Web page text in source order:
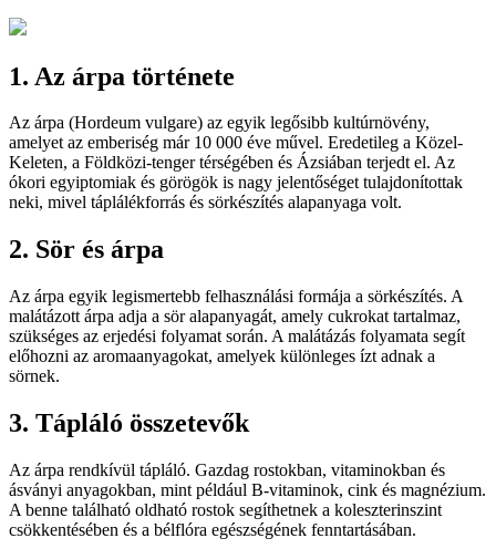
1. Az árpa története
Az árpa (Hordeum vulgare) az egyik legősibb kultúrnövény,
amelyet az emberiség már 10 000 éve művel. Eredetileg a Közel-
Keleten, a Földközi-tenger térségében és Ázsiában terjedt el. Az
ókori egyiptomiak és görögök is nagy jelentőséget tulajdonítottak
neki, mivel táplálékforrás és sörkészítés alapanyaga volt.
2. Sör és árpa
Az árpa egyik legismertebb felhasználási formája a sörkészítés. A
malátázott árpa adja a sör alapanyagát, amely cukrokat tartalmaz,
szükséges az erjedési folyamat során. A malátázás folyamata segít
előhozni az aromaanyagokat, amelyek különleges ízt adnak a
sörnek.
3. Tápláló összetevők
Az árpa rendkívül tápláló. Gazdag rostokban, vitaminokban és
ásványi anyagokban, mint például B-vitaminok, cink és magnézium.
A benne található oldható rostok segíthetnek a koleszterinszint
csökkentésében és a bélflóra egészségének fenntartásában.